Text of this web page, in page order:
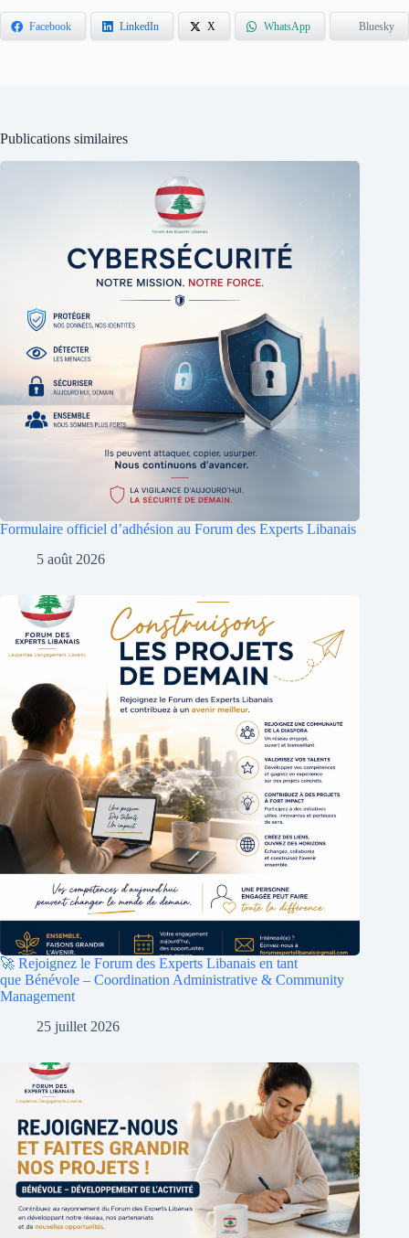
Facebook LinkedIn X WhatsApp Bluesky
Publications similaires
Formulaire officiel d’adhésion au Forum des Experts Libanais
5 août 2026
🚀 Rejoignez le Forum des Experts Libanais en tant
que Bénévole – Coordination Administrative & Community
Management
25 juillet 2026